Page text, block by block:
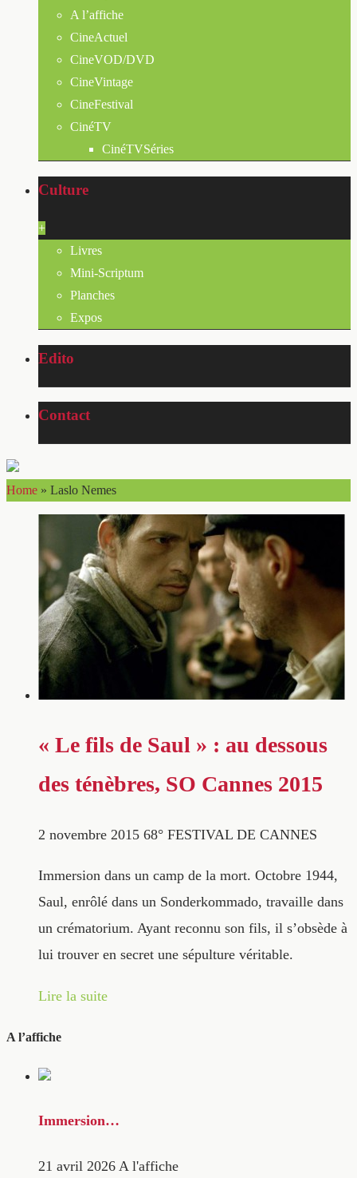
A l’affiche
CineActuel
CineVOD/DVD
CineVintage
CineFestival
CinéTV
CinéTVSéries
Culture
+
Livres
Mini-Scriptum
Planches
Expos
Edito
Contact
Home » Laslo Nemes
« Le fils de Saul » : au dessous
des ténèbres, SO Cannes 2015
2 novembre 2015 68° FESTIVAL DE CANNES
Immersion dans un camp de la mort. Octobre 1944,
Saul, enrôlé dans un Sonderkommado, travaille dans
un crématorium. Ayant reconnu son fils, il s’obsède à
lui trouver en secret une sépulture véritable.
Lire la suite
A l’affiche
Immersion…
21 avril 2026 A l'affiche